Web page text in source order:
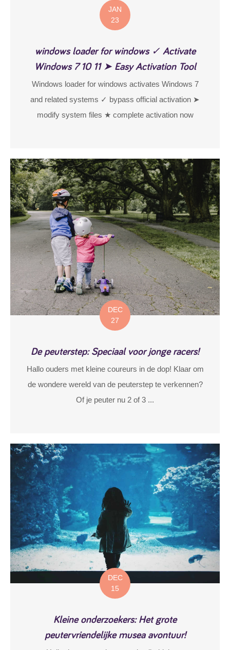
JAN
23
windows loader for windows ✓ Activate
Windows 7 10 11 ➤ Easy Activation Tool
Windows loader for windows activates Windows 7
and related systems ✓ bypass official activation ➤
modify system files ★ complete activation now
DEC
27
De peuterstep: Speciaal voor jonge racers!
Hallo ouders met kleine coureurs in de dop! Klaar om
de wondere wereld van de peuterstep te verkennen?
Of je peuter nu 2 of 3 ...
DEC
15
Kleine onderzoekers: Het grote
peutervriendelijke musea avontuur!